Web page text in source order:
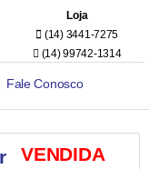
Loja
(14) 3441-7275
(14) 99742-1314
Fale Conosco
VENDIDA